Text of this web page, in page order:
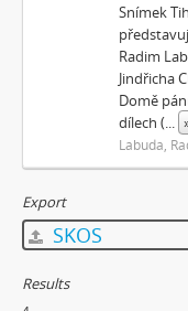
Snímek
Radim
Jindřicha
Domě
dílech (...
Labuda,
Export
SKOS
Results